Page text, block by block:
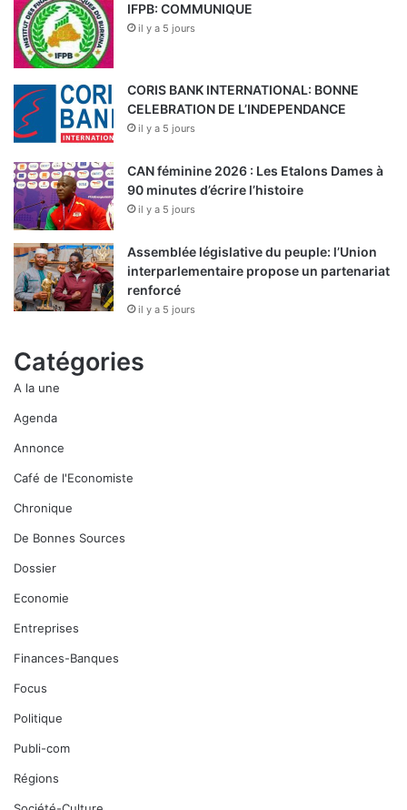
IFPB: COMMUNIQUE
il y a 5 jours
CORIS BANK INTERNATIONAL: BONNE
CELEBRATION DE L’INDEPENDANCE
il y a 5 jours
CAN féminine 2026 : Les Etalons Dames à
90 minutes d’écrire l’histoire
il y a 5 jours
Assemblée législative du peuple: l’Union
interparlementaire propose un partenariat
renforcé
il y a 5 jours
Catégories
A la une
Agenda
Annonce
Café de l'Economiste
Chronique
De Bonnes Sources
Dossier
Economie
Entreprises
Finances-Banques
Focus
Politique
Publi-com
Régions